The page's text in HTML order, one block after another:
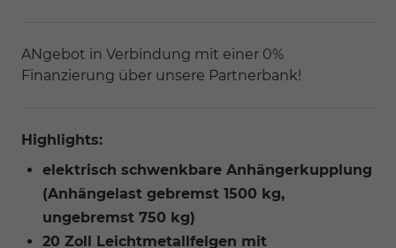
ANgebot in Verbindung mit einer 0%
Finanzierung über unsere Partnerbank!
Highlights:
elektrisch schwenkbare Anhängerkupplung
(Anhängelast gebremst 1500 kg,
ungebremst 750 kg)
20 Zoll Leichtmetallfelgen mit